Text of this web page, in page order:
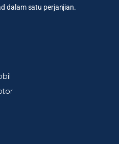
dalam satu perjanjian.